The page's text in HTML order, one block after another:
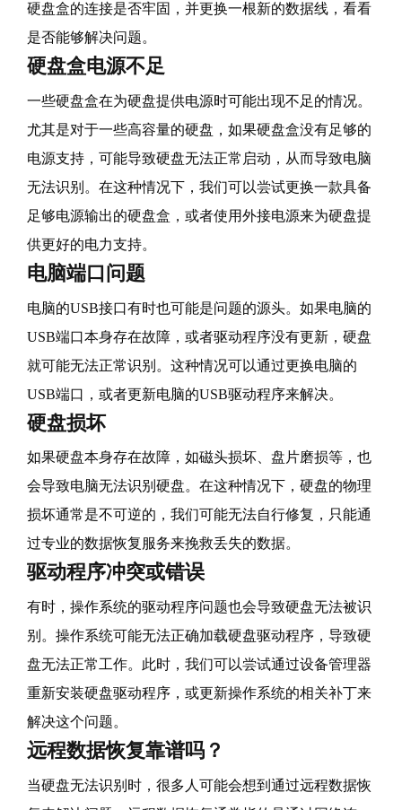
硬盘盒的连接是否牢固，并更换一根新的数据线，看看
是否能够解决问题。
硬盘盒电源不足
一些硬盘盒在为硬盘提供电源时可能出现不足的情况。
尤其是对于一些高容量的硬盘，如果硬盘盒没有足够的
电源支持，可能导致硬盘无法正常启动，从而导致电脑
无法识别。在这种情况下，我们可以尝试更换一款具备
足够电源输出的硬盘盒，或者使用外接电源来为硬盘提
供更好的电力支持。
电脑端口问题
电脑的USB接口有时也可能是问题的源头。如果电脑的
USB端口本身存在故障，或者驱动程序没有更新，硬盘
就可能无法正常识别。这种情况可以通过更换电脑的
USB端口，或者更新电脑的USB驱动程序来解决。
硬盘损坏
如果硬盘本身存在故障，如磁头损坏、盘片磨损等，也
会导致电脑无法识别硬盘。在这种情况下，硬盘的物理
损坏通常是不可逆的，我们可能无法自行修复，只能通
过专业的数据恢复服务来挽救丢失的数据。
驱动程序冲突或错误
有时，操作系统的驱动程序问题也会导致硬盘无法被识
别。操作系统可能无法正确加载硬盘驱动程序，导致硬
盘无法正常工作。此时，我们可以尝试通过设备管理器
重新安装硬盘驱动程序，或更新操作系统的相关补丁来
解决这个问题。
远程数据恢复靠谱吗？
当硬盘无法识别时，很多人可能会想到通过远程数据恢